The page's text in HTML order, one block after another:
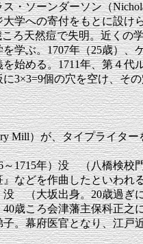
ソーンダーソン（
学への寄付をもとに設け
ろ天然痘で失明。近くの
学ぶ。1707年（25歳）
始める。1711年、第４
個の穴を空け、その
Mill）が、タイプライタ
1715年）没 （八橋検校
などを作曲したといわれ
（大坂出身。20歳過ぎ
歳ころ会津藩主保科正
。幕府医官となり、江戸